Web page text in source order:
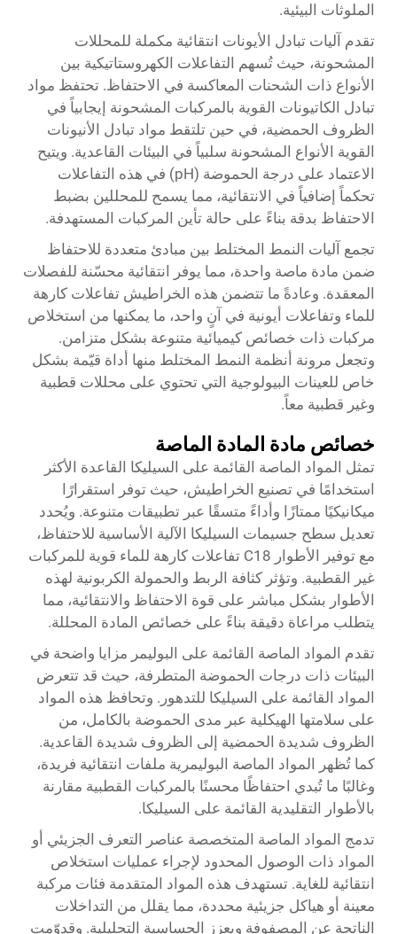
الملوثات البيئية.
تقدم آليات تبادل الأيونات انتقائية مكملة للمحللات
المشحونة، حيث تُسهم التفاعلات الكهروستاتيكية بين
الأنواع ذات الشحنات المعاكسة في الاحتفاظ. تحتفظ مواد
تبادل الكاتيونات القوية بالمركبات المشحونة إيجابياً في
الظروف الحمضية، في حين تلتقط مواد تبادل الأنيونات
القوية الأنواع المشحونة سلبياً في البيئات القاعدية. ويتيح
الاعتماد على درجة الحموضة (pH) في هذه التفاعلات
تحكماً إضافياً في الانتقائية، مما يسمح للمحللين بضبط
الاحتفاظ بدقة بناءً على حالة تأين المركبات المستهدفة.
تجمع آليات النمط المختلط بين مبادئ متعددة للاحتفاظ
ضمن مادة ماصة واحدة، مما يوفر انتقائية محسّنة للفصلات
المعقدة. وعادةً ما تتضمن هذه الخراطيش تفاعلات كارهة
للماء وتفاعلات أيونية في آنٍ واحد، ما يمكنها من استخلاص
مركبات ذات خصائص كيميائية متنوعة بشكل متزامن.
وتجعل مرونة أنظمة النمط المختلط منها أداة قيّمة بشكل
خاص للعينات البيولوجية التي تحتوي على محللات قطبية
وغير قطبية معاً.
خصائص مادة المادة الماصة
تمثل المواد الماصة القائمة على السيليكا القاعدة الأكثر
استخدامًا في تصنيع الخراطيش، حيث توفر استقرارًا
ميكانيكيًا ممتازًا وأداءً متسقًا عبر تطبيقات متنوعة. ويُحدد
تعديل سطح جسيمات السيليكا الآلية الأساسية للاحتفاظ،
مع توفير الأطوار C18 تفاعلات كارهة للماء قوية للمركبات
غير القطبية. وتؤثر كثافة الربط والحمولة الكربونية لهذه
الأطوار بشكل مباشر على قوة الاحتفاظ والانتقائية، مما
يتطلب مراعاة دقيقة بناءً على خصائص المادة المحللة.
تقدم المواد الماصة القائمة على البوليمر مزايا واضحة في
البيئات ذات درجات الحموضة المتطرفة، حيث قد تتعرض
المواد القائمة على السيليكا للتدهور. وتحافظ هذه المواد
على سلامتها الهيكلية عبر مدى الحموضة بالكامل، من
الظروف شديدة الحمضية إلى الظروف شديدة القاعدية.
كما تُظهر المواد الماصة البوليمرية ملفات انتقائية فريدة،
وغالبًا ما تُبدي احتفاظًا محسنًا بالمركبات القطبية مقارنة
بالأطوار التقليدية القائمة على السيليكا.
تدمج المواد الماصة المتخصصة عناصر التعرف الجزيئي أو
المواد ذات الوصول المحدود لإجراء عمليات استخلاص
انتقائية للغاية. تستهدف هذه المواد المتقدمة فئات مركبة
معينة أو هياكل جزيئية محددة، مما يقلل من التداخلات
الناتجة عن المصفوفة ويعزز الحساسية التحليلية. وقدوّمت